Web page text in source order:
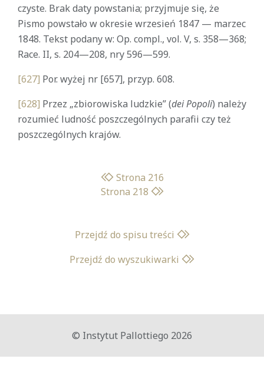
czyste. Brak daty powstania; przyjmuje się, że
Pismo powstało w okresie wrzesień 1847 — marzec
1848. Tekst podany w: Op. compl., vol. V, s. 358—368;
Race. II, s. 204—208, nry 596—599.
[627] Por. wyżej nr [657], przyp. 608.
[628] Przez „zbiorowiska ludzkie” (dei Popoli) należy
rozumieć ludność poszczególnych parafii czy też
poszczególnych krajów.
Strona 216
Strona 218
Przejdź do spisu treści
Przejdź do wyszukiwarki
© Instytut Pallottiego 2026